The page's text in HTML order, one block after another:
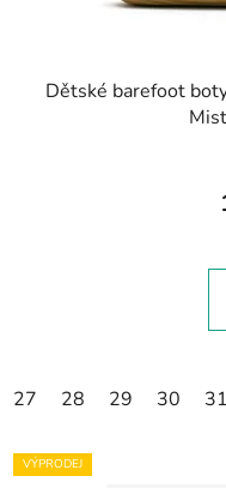
Dětské barefoot
27 28 29 30 31
VÝPRODEJ